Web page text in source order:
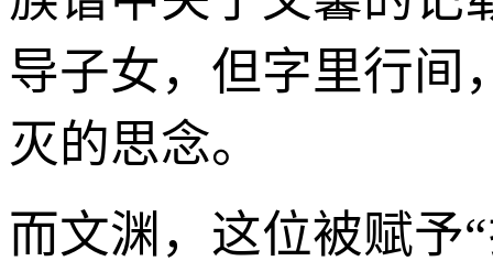
导子女，但字里行间
灭的思念。
而文渊，这位被赋予